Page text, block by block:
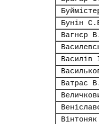
Бунін
Вагнєр
Василів
Ватрас